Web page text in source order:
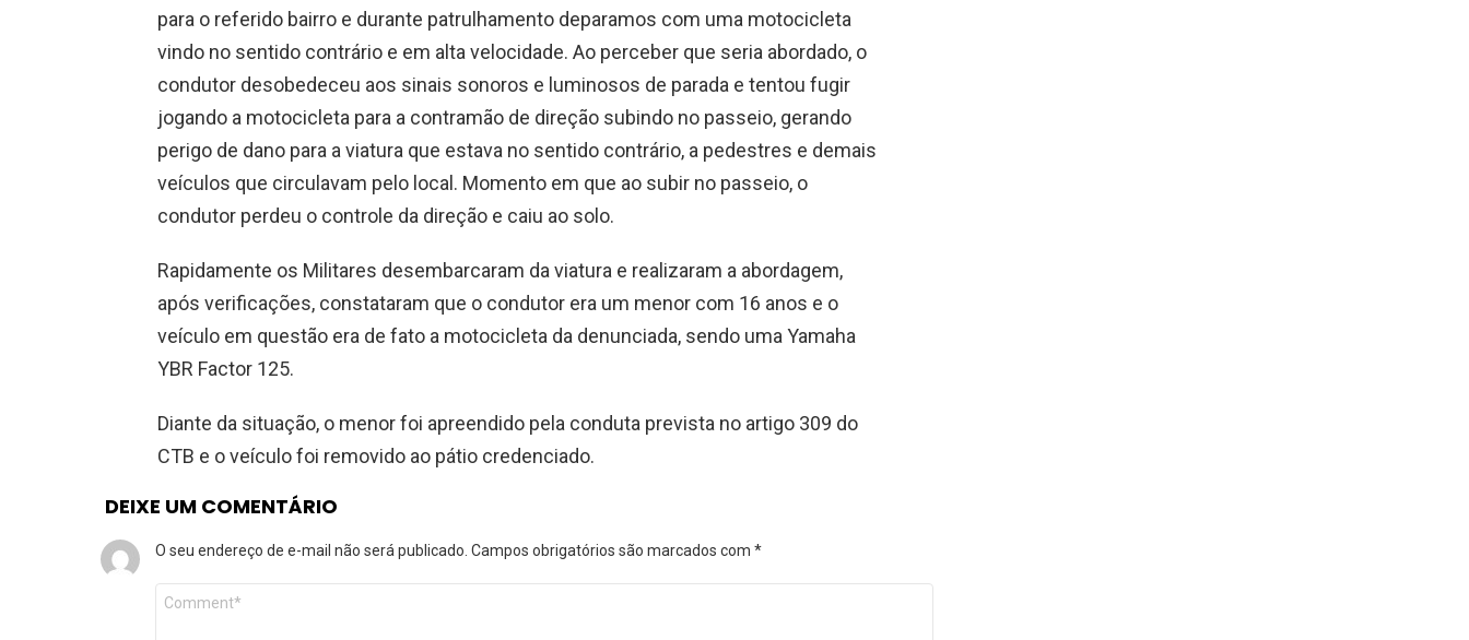
para o referido bairro e durante patrulhamento deparamos com uma motocicleta
vindo no sentido contrário e em alta velocidade. Ao perceber que seria abordado, o
condutor desobedeceu aos sinais sonoros e luminosos de parada e tentou fugir
jogando a motocicleta para a contramão de direção subindo no passeio, gerando
perigo de dano para a viatura que estava no sentido contrário, a pedestres e demais
veículos que circulavam pelo local. Momento em que ao subir no passeio, o
condutor perdeu o controle da direção e caiu ao solo.
Rapidamente os Militares desembarcaram da viatura e realizaram a abordagem,
após verificações, constataram que o condutor era um menor com 16 anos e o
veículo em questão era de fato a motocicleta da denunciada, sendo uma Yamaha
YBR Factor 125.
Diante da situação, o menor foi apreendido pela conduta prevista no artigo 309 do
CTB e o veículo foi removido ao pátio credenciado.
DEIXE UM COMENTÁRIO
O seu endereço de e-mail não será publicado. Campos obrigatórios são marcados com *
Comentário